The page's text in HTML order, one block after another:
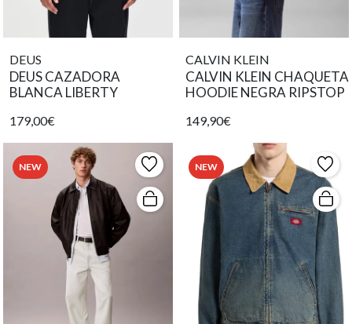
DEUS
DEUS CAZADORA
BLANCA LIBERTY
179,00€
CALVIN KLEIN
CALVIN KLEIN CHAQUETA
HOODIE NEGRA RIPSTOP
149,90€
NEW NEW